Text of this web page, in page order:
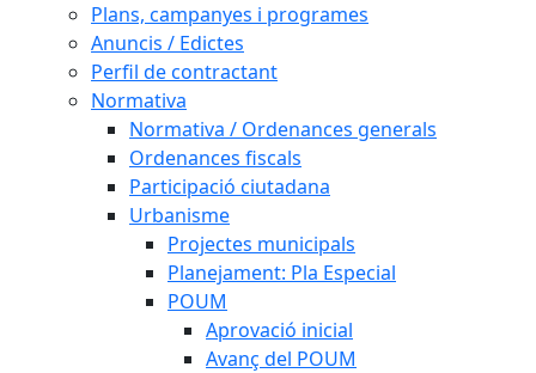
Plans, campanyes i programes
Anuncis / Edictes
Perfil de contractant
Normativa
Normativa / Ordenances generals
Ordenances fiscals
Participació ciutadana
Urbanisme
Projectes municipals
Planejament: Pla Especial
POUM
Aprovació inicial
Avanç del POUM